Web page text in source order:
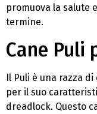
promuova la salute
termine.
Cane Puli
Il Puli è una razza
per il suo
dreadlock. Questo